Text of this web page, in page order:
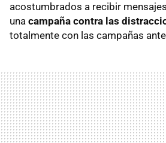
acostumbrados a recibir
una campaña contra las
totalmente con las campañas